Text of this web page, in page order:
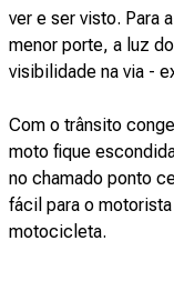
ver e ser visto. Para
menor porte, a luz
visibilidade na via -
Com o trânsito
moto fique
no chamado ponto
fácil para o
motocicleta.